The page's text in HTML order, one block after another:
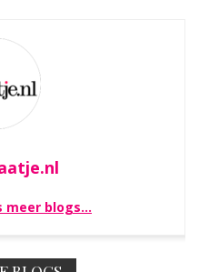
meer blogs…